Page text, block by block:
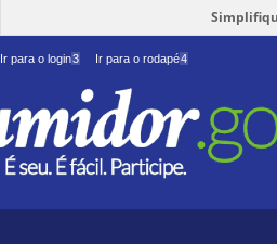
Ir para o login3 Ir para o rodapé4